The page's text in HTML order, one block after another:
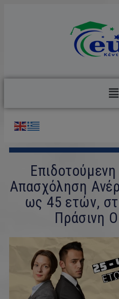
Απασχόληση
ως 45 ετών,
Πράσινη